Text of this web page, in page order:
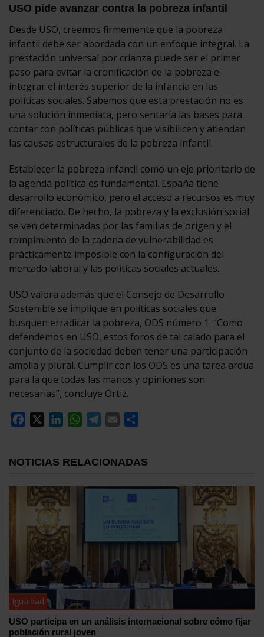
USO pide avanzar contra la pobreza infantil
Desde USO, creemos firmemente que la pobreza
infantil debe ser abordada con un enfoque integral. La
prestación universal por crianza puede ser el primer
paso para evitar la cronificación de la pobreza e
integrar el interés superior de la infancia en las
políticas sociales. Sabemos que esta prestación no es
una solución inmediata, pero sentaría las bases para
contar con políticas públicas que visibilicen y atiendan
las causas estructurales de la pobreza infantil.
Establecer la pobreza infantil como un eje prioritario de
la agenda política es fundamental. España tiene
desarrollo económico, pero el acceso a recursos es muy
diferenciado. De hecho, la pobreza y la exclusión social
se ven determinadas por las familias de origen y el
rompimiento de la cadena de vulnerabilidad es
prácticamente imposible con la configuración del
mercado laboral y las políticas sociales actuales.
USO valora además que el Consejo de Desarrollo
Sostenible se implique en políticas sociales que
busquen erradicar la pobreza, ODS número 1. “Como
defendemos en USO, estos foros de tal calado para el
conjunto de la sociedad deben tener una participación
amplia y plural. Cumplir con los ODS es una tarea ardua
para la que todas las manos y opiniones son
necesarias”, concluye Ortiz.
Facebook
LinkedInWhatsApp
Telegram
Email
NOTICIAS RELACIONADAS
Igualdad
USO participa en un análisis internacional sobre cómo fijar
población rural joven